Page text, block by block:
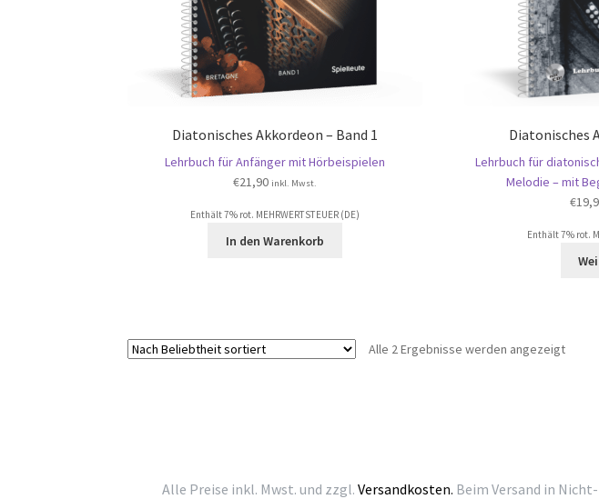
Diatonisches Akkordeon – Band 1
Lehrbuch für Anfänger mit Hörbeispielen
€21,90 inkl. Mwst.
Enthält 7% rot. MEHRWERTSTEUER (DE)
In den Warenkorb
Diatonisches
Lehrbuch für
Melodie – mit
€
Enthält 7% rot.
Alle 2 Ergebnisse werden angezeigtNach
Alle Preise inkl. Mwst. und zzgl. Versandkosten. Beim Versand in